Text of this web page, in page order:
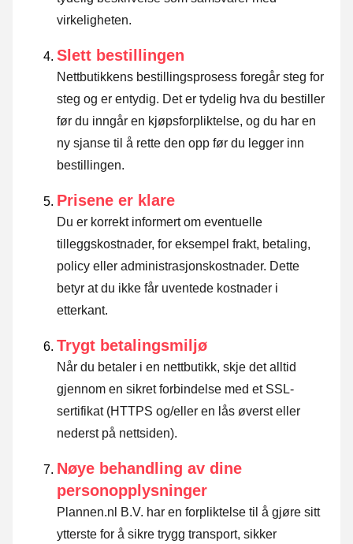
virkeligheten.
Slett bestillingen
Nettbutikkens bestillingsprosess foregår steg for
steg og er entydig. Det er tydelig hva du bestiller
før du inngår en kjøpsforpliktelse, og du har en
ny sjanse til å rette den opp før du legger inn
bestillingen.
Prisene er klare
Du er korrekt informert om eventuelle
tilleggskostnader, for eksempel frakt, betaling,
policy eller administrasjonskostnader. Dette
betyr at du ikke får uventede kostnader i
etterkant.
Trygt betalingsmiljø
Når du betaler i en nettbutikk, skje det alltid
gjennom en sikret forbindelse med et SSL-
sertifikat (HTTPS og/eller en lås øverst eller
nederst på nettsiden).
Nøye behandling av dine
personopplysninger
Plannen.nl B.V. har en forpliktelse til å gjøre sitt
ytterste for å sikre trygg transport, sikker